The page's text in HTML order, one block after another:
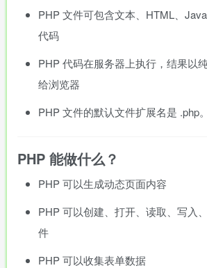
PHP 文件可包含文本、HTML、
代码
PHP 代码在服务器上执行，结果以
给浏览器
PHP 文件的默认文件扩展名是 .php。
PHP 能做什么？
PHP 可以生成动态页面内容
PHP 可以创建、打开、读取、写入
件
PHP 可以收集表单数据